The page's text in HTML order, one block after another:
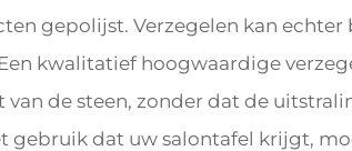
gepolijst. Verzegelen kan
kwalitatief hoogwaardige
de steen, zonder dat de
gebruik dat uw salontafel krijgt,